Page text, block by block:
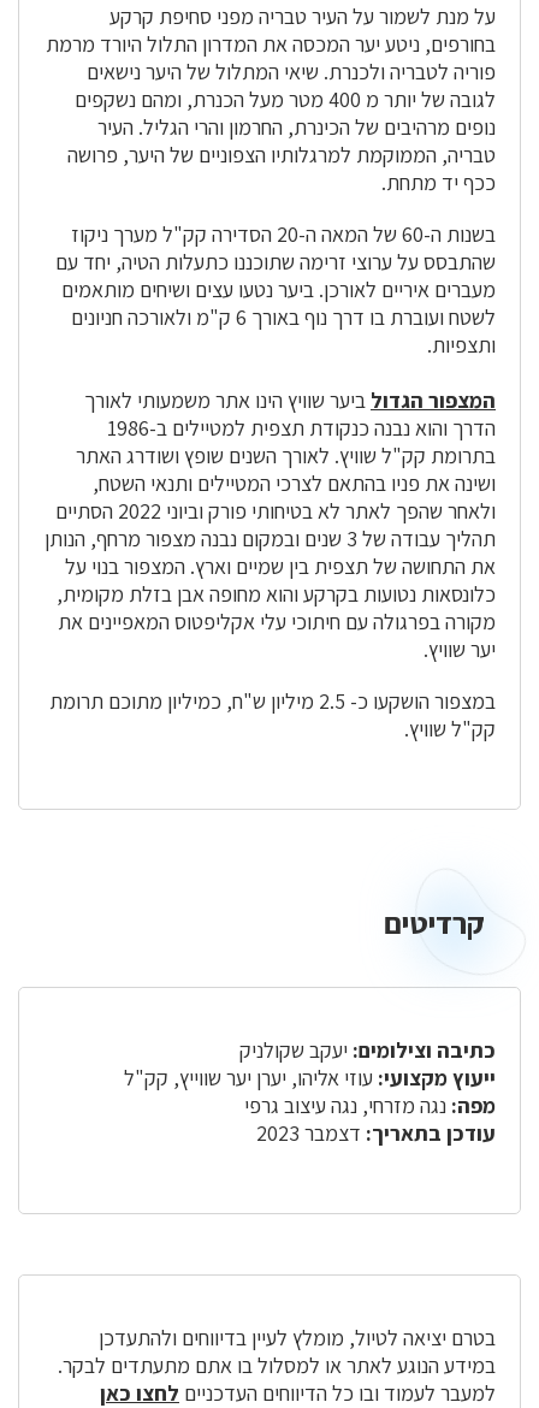
על מנת לשמור על העיר טבריה מפני סחיפת קרקע
בחורפים, ניטע יער המכסה את המדרון התלול היורד מרמת
פוריה לטבריה ולכנרת. שיאי המתלול של היער נישאים
לגובה של יותר מ 400 מטר מעל הכנרת, ומהם נשקפים
נופים מרהיבים של הכינרת, החרמון והרי הגליל. העיר
טבריה, הממוקמת למרגלותיו הצפוניים של היער, פרושה
ככף יד מתחת.
בשנות ה-60 של המאה ה-20 הסדירה קק"ל מערך ניקוז
שהתבסס על ערוצי זרימה שתוכננו כתעלות הטיה, יחד עם
מעברים איריים לאורכן. ביער נטעו עצים ושיחים מותאמים
לשטח ועוברת בו דרך נוף באורך 6 ק"מ ולאורכה חניונים
ותצפיות.
המצפור הגדול ביער שוויץ הינו אתר משמעותי לאורך
הדרך והוא נבנה כנקודת תצפית למטיילים ב-1986
בתרומת קק"ל שוויץ. לאורך השנים שופץ ושודרג האתר
ושינה את פניו בהתאם לצרכי המטיילים ותנאי השטח,
ולאחר שהפך לאתר לא בטיחותי פורק וביוני 2022 הסתיים
תהליך עבודה של 3 שנים ובמקום נבנה מצפור מרחף, הנותן
את התחושה של תצפית בין שמיים וארץ. המצפור בנוי על
כלונסאות נטועות בקרקע והוא מחופה אבן בזלת מקומית,
מקורה בפרגולה עם חיתוכי עלי אקליפטוס המאפיינים את
יער שוויץ.
במצפור הושקעו כ- 2.5 מיליון ש"ח, כמיליון מתוכם תרומת
קק"ל שוויץ.
קרדיטים
כתיבה וצילומים: יעקב שקולניק
ייעוץ מקצועי: עוזי אליהו, יערן יער שווייץ, קק"ל
מפה: נגה מזרחי, נגה עיצוב גרפי
עודכן בתאריך: דצמבר 2023
בטרם יציאה לטיול, מומלץ לעיין בדיווחים ולהתעדכן
במידע הנוגע לאתר או למסלול בו אתם מתעתדים לבקר.
למעבר לעמוד ובו כל הדיווחים העדכניים לחצו כאן